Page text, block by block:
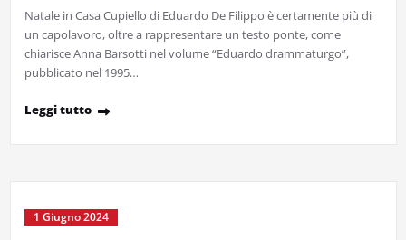
Natale in Casa Cupiello di Eduardo De Filippo è certamente più di
un capolavoro, oltre a rappresentare un testo ponte, come
chiarisce Anna Barsotti nel volume “Eduardo drammaturgo”,
pubblicato nel 1995…
Leggi tutto
1 Giugno 2024